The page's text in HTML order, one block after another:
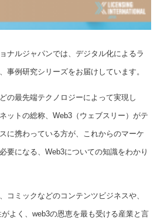
ナルジャパンでは、デジタル化によるラ
事例研究シリーズをお届けしています。
の最先端テクノロジーによって実現し
ットの総称、Web3（ウェブスリー）がテ
に携わっている方が、これからのマーケ
要になる、Web3についての知識をわかり
コミックなどのコンテンツビジネスや、
よく、web3の恩恵を最も受ける産業と言